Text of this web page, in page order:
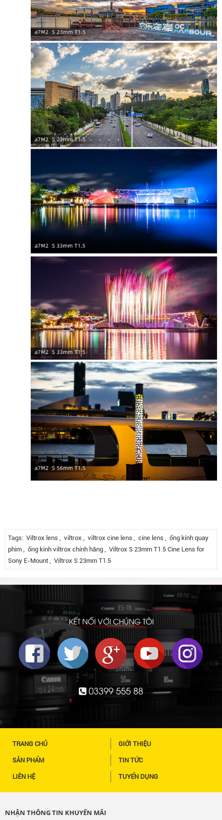
Tags: Viltrox lens viltrox viltrox cine lens cine lens
ống kính quay
phim
ống kính viltrox chính hãng
Viltrox S 23mm T1.5 Cine Lens for
Sony E-Mount
Viltrox S 23mm T1.5
KẾT NỐI VỚI CHÚNG TÔI
03399 555 88
TRANG CHỦ GIỚI THIỆU
SẢN PHẨM TIN TỨC
LIÊN HỆ TUYỂN DỤNG
NHẬN THÔNG TIN KHUYẾN MÃI